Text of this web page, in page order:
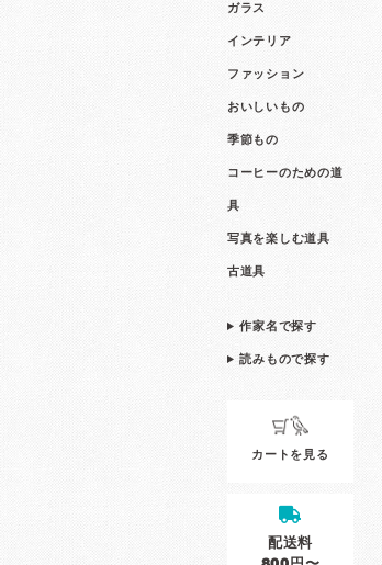
ガラス
インテリア
ファッション
おいしいもの
季節もの
コーヒーのための道
具
写真を楽しむ道具
古道具
作家名で探す
読みもので探す
カートを見る
配送料